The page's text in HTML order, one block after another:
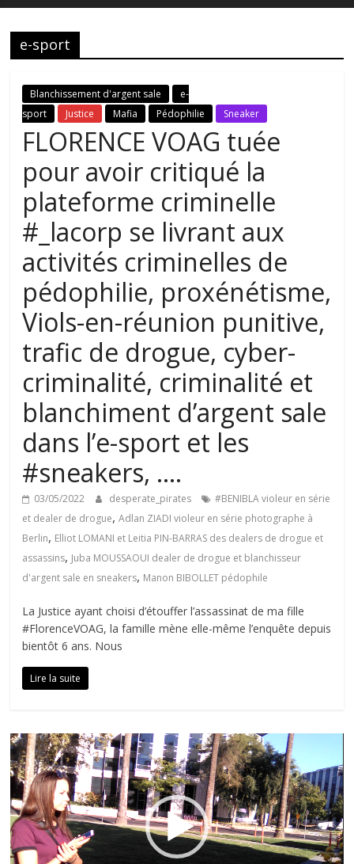
e-sport
Blanchissement d'argent sale
e-
sport
Justice Mafia Pédophilie Sneaker
FLORENCE VOAG tuée
pour avoir critiqué la
plateforme criminelle
#_lacorp se livrant aux
activités criminelles de
pédophilie, proxénétisme,
Viols-en-réunion punitive,
trafic de drogue, cyber-
criminalité, criminalité et
blanchiment d’argent sale
dans l’e-sport et les
#sneakers, ….
03/05/2022 desperate_pirates
#BENIBLA violeur en série
et dealer de drogue,Adlan ZIADI violeur en série photographe à
Berlin, Elliot LOMANI et Leitia PIN-BARRAS des dealers de drogue et
assassins, Juba MOUSSAOUI dealer de drogue et blanchisseur
d'argent sale en sneakers, Manon BIBOLLET pédophile
La Justice ayant choisi d’étouffer l’assassinat de ma fille
#FlorenceVOAG, la famille mène elle-même l’enquête depuis
bientôt 6 ans. Nous
Lire la suite
Lecteur
vidéo